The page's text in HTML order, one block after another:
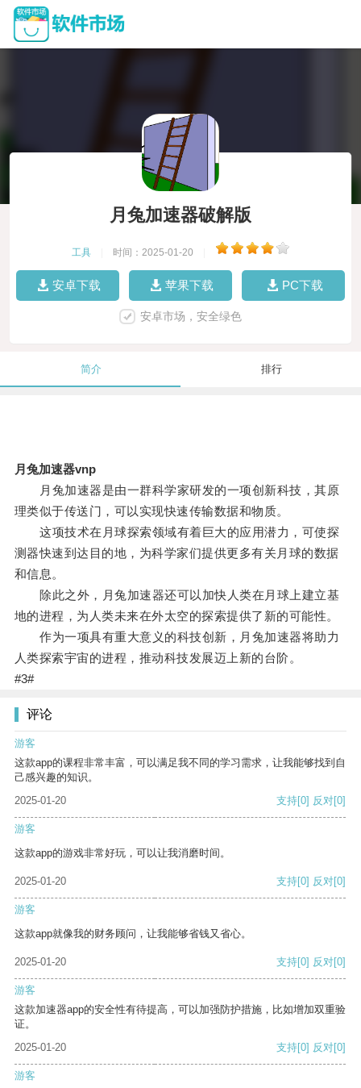
月兔加速器破解版
工具 时间：2025-01-20
安卓下载 苹果下载 PC下载
安卓市场，安全绿色
简介 排行
月兔加速器vnp
月兔加速器是由一群科学家研发的一项创新科技，其原
理类似于传送门，可以实现快速传输数据和物质。
这项技术在月球探索领域有着巨大的应用潜力，可使探
测器快速到达目的地，为科学家们提供更多有关月球的数据
和信息。
除此之外，月兔加速器还可以加快人类在月球上建立基
地的进程，为人类未来在外太空的探索提供了新的可能性。
作为一项具有重大意义的科技创新，月兔加速器将助力
人类探索宇宙的进程，推动科技发展迈上新的台阶。
#3#
评论
游客
这款app的课程非常丰富，可以满足我不同的学习需求，让我能够找到自
己感兴趣的知识。
2025-01-20
支持[0] 反对[0]
游客
这款app的游戏非常好玩，可以让我消磨时间。
2025-01-20 支持[0] 反对[0]
游客
这款app就像我的财务顾问，让我能够省钱又省心。
2025-01-20 支持[0] 反对[0]
游客
这款加速器app的安全性有待提高，可以加强防护措施，比如增加双重验
证。
2025-01-20
支持[0] 反对[0]
游客